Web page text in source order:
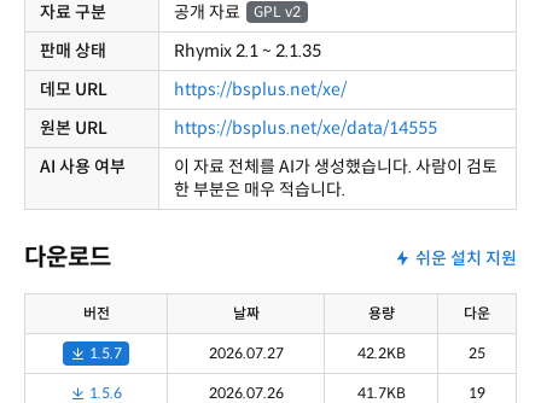
자료 구분
공개 자료 GPL v2
판매 상태
Rhymix 2.1 ~ 2.1.35
데모 URL
https://bsplus.net/xe/
원본 URL
https://bsplus.net/xe/data/14555
AI 사용 여부
이 자료 전체를 AI가 생성했습니다. 사람이 검토
한 부분은 매우 적습니다.
다운로드 쉬운 설치 지원
버전 날짜 용량 다운
1.5.7 2026.07.27 42.2KB 25
1.5.6 2026.07.26 41.7KB 19